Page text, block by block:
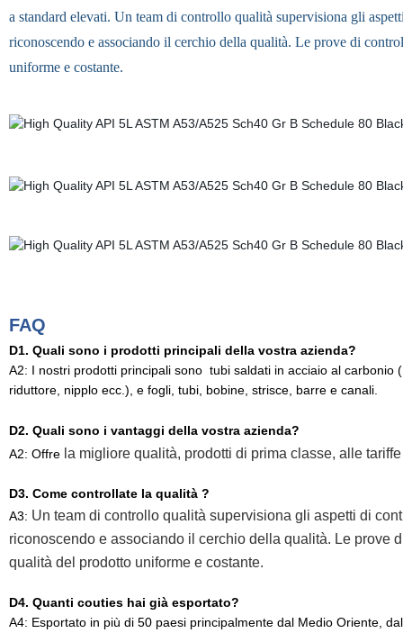
a standard elevati. Un team di controllo qualità supervisiona gli
riconoscendo e associando il cerchio della qualità. Le prove di
uniforme e costante.
FAQ
D1. Quali sono i prodotti principali della vostra azienda?
A2: I nostri prodotti principali sono tubi saldati in acciaio al carbonio
riduttore, nipplo ecc.), e fogli, tubi, bobine, strisce, barre e canali.
D2. Quali sono i vantaggi della vostra azienda?
A2: Offrela migliore qualità, prodotti di prima classe, alle
D3. Come controllate la qualità ?
A3: Un team di controllo qualità supervisiona gli aspetti di
riconoscendo e associando il cerchio della qualità. Le prove
qualità del prodotto uniforme e costante.
D4. Quanti couties hai già esportato?
A4: Esportato in più di 50 paesi principalmente dal Medio Oriente,